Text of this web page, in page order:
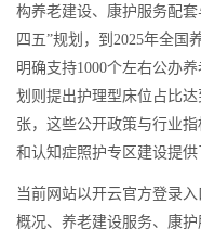
构养老建设、康护服务配
四五”规划，到2025年全国
明确支持1000个左右公办
划则提出护理型床位占比
张，这些公开政策与行业
和认知症照护专区建设提供
当前网站以开云官方登录
概况、养老建设服务、康